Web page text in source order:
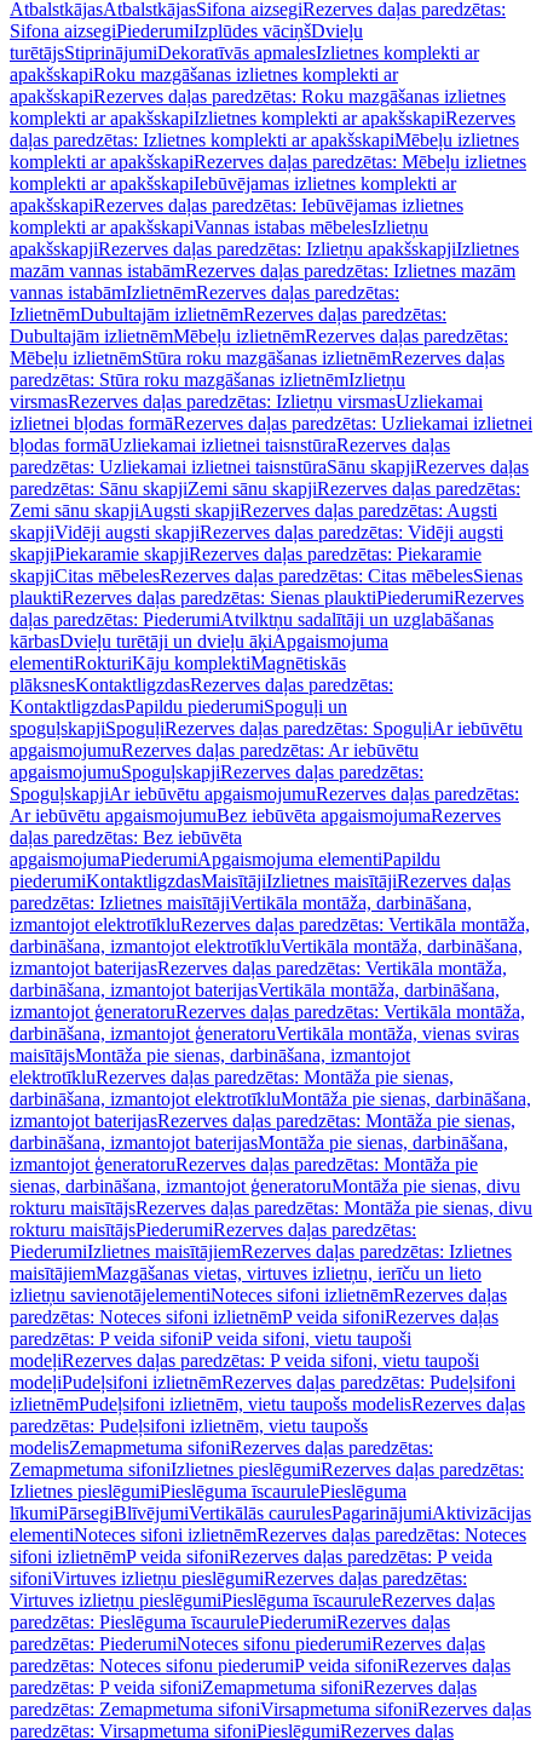
AtbalstkājasAtbalstkājasSifona aizsegiRezerves daļas paredzētas:
Sifona aizsegiPiederumiIzplūdes vāciņšDvieļu
turētājsStiprinājumiDekoratīvās apmalesIzlietnes komplekti ar
apakšskapiRoku mazgāšanas izlietnes komplekti ar
apakšskapiRezerves daļas paredzētas: Roku mazgāšanas izlietnes
komplekti ar apakšskapiIzlietnes komplekti ar apakšskapiRezerves
daļas paredzētas: Izlietnes komplekti ar apakšskapiMēbeļu izlietnes
komplekti ar apakšskapiRezerves daļas paredzētas: Mēbeļu izlietnes
komplekti ar apakšskapiIebūvējamas izlietnes komplekti ar
apakšskapiRezerves daļas paredzētas: Iebūvējamas izlietnes
komplekti ar apakšskapiVannas istabas mēbelesIzlietņu
apakšskapjiRezerves daļas paredzētas: Izlietņu apakšskapjiIzlietnes
mazām vannas istabāmRezerves daļas paredzētas: Izlietnes mazām
vannas istabāmIzlietnēmRezerves daļas paredzētas:
IzlietnēmDubultajām izlietnēmRezerves daļas paredzētas:
Dubultajām izlietnēmMēbeļu izlietnēmRezerves daļas paredzētas:
Mēbeļu izlietnēmStūra roku mazgāšanas izlietnēmRezerves daļas
paredzētas: Stūra roku mazgāšanas izlietnēmIzlietņu
virsmasRezerves daļas paredzētas: Izlietņu virsmasUzliekamai
izlietnei bļodas formāRezerves daļas paredzētas: Uzliekamai izlietnei
bļodas formāUzliekamai izlietnei taisnstūraRezerves daļas
paredzētas: Uzliekamai izlietnei taisnstūraSānu skapjiRezerves daļas
paredzētas: Sānu skapjiZemi sānu skapjiRezerves daļas paredzētas:
Zemi sānu skapjiAugsti skapjiRezerves daļas paredzētas: Augsti
skapjiVidēji augsti skapjiRezerves daļas paredzētas: Vidēji augsti
skapjiPiekaramie skapjiRezerves daļas paredzētas: Piekaramie
skapjiCitas mēbelesRezerves daļas paredzētas: Citas mēbelesSienas
plauktiRezerves daļas paredzētas: Sienas plauktiPiederumiRezerves
daļas paredzētas: PiederumiAtvilktņu sadalītāji un uzglabāšanas
kārbasDvieļu turētāji un dvieļu āķiApgaismojuma
elementiRokturiKāju komplektiMagnētiskās
plāksnesKontaktligzdasRezerves daļas paredzētas:
KontaktligzdasPapildu piederumiSpoguļi un
spoguļskapjiSpoguļiRezerves daļas paredzētas: SpoguļiAr iebūvētu
apgaismojumuRezerves daļas paredzētas: Ar iebūvētu
apgaismojumuSpoguļskapjiRezerves daļas paredzētas:
SpoguļskapjiAr iebūvētu apgaismojumuRezerves daļas paredzētas:
Ar iebūvētu apgaismojumuBez iebūvēta apgaismojumaRezerves
daļas paredzētas: Bez iebūvēta
apgaismojumaPiederumiApgaismojuma elementiPapildu
piederumiKontaktligzdasMaisītājiIzlietnes maisītājiRezerves daļas
paredzētas: Izlietnes maisītājiVertikāla montāža, darbināšana,
izmantojot elektrotīkluRezerves daļas paredzētas: Vertikāla montāža,
darbināšana, izmantojot elektrotīkluVertikāla montāža, darbināšana,
izmantojot baterijasRezerves daļas paredzētas: Vertikāla montāža,
darbināšana, izmantojot baterijasVertikāla montāža, darbināšana,
izmantojot ģeneratoruRezerves daļas paredzētas: Vertikāla montāža,
darbināšana, izmantojot ģeneratoruVertikāla montāža, vienas sviras
maisītājsMontāža pie sienas, darbināšana, izmantojot
elektrotīkluRezerves daļas paredzētas: Montāža pie sienas,
darbināšana, izmantojot elektrotīkluMontāža pie sienas, darbināšana,
izmantojot baterijasRezerves daļas paredzētas: Montāža pie sienas,
darbināšana, izmantojot baterijasMontāža pie sienas, darbināšana,
izmantojot ģeneratoruRezerves daļas paredzētas: Montāža pie
sienas, darbināšana, izmantojot ģeneratoruMontāža pie sienas, divu
rokturu maisītājsRezerves daļas paredzētas: Montāža pie sienas, divu
rokturu maisītājsPiederumiRezerves daļas paredzētas:
PiederumiIzlietnes maisītājiemRezerves daļas paredzētas: Izlietnes
maisītājiemMazgāšanas vietas, virtuves izlietņu, ierīču un lieto
izlietņu savienotājelementiNoteces sifoni izlietnēmRezerves daļas
paredzētas: Noteces sifoni izlietnēmP veida sifoniRezerves daļas
paredzētas: P veida sifoniP veida sifoni, vietu taupoši
modeļiRezerves daļas paredzētas: P veida sifoni, vietu taupoši
modeļiPudeļsifoni izlietnēmRezerves daļas paredzētas: Pudeļsifoni
izlietnēmPudeļsifoni izlietnēm, vietu taupošs modelisRezerves daļas
paredzētas: Pudeļsifoni izlietnēm, vietu taupošs
modelisZemapmetuma sifoniRezerves daļas paredzētas:
Zemapmetuma sifoniIzlietnes pieslēgumiRezerves daļas paredzētas:
Izlietnes pieslēgumiPieslēguma īscaurulePieslēguma
līkumiPārsegiBlīvējumiVertikālās caurulesPagarinājumiAktivizācijas
elementiNoteces sifoni izlietnēmRezerves daļas paredzētas: Noteces
sifoni izlietnēmP veida sifoniRezerves daļas paredzētas: P veida
sifoniVirtuves izlietņu pieslēgumiRezerves daļas paredzētas:
Virtuves izlietņu pieslēgumiPieslēguma īscauruleRezerves daļas
paredzētas: Pieslēguma īscaurulePiederumiRezerves daļas
paredzētas: PiederumiNoteces sifonu piederumiRezerves daļas
paredzētas: Noteces sifonu piederumiP veida sifoniRezerves daļas
paredzētas: P veida sifoniZemapmetuma sifoniRezerves daļas
paredzētas: Zemapmetuma sifoniVirsapmetuma sifoniRezerves daļas
paredzētas: Virsapmetuma sifoniPieslēgumiRezerves daļas